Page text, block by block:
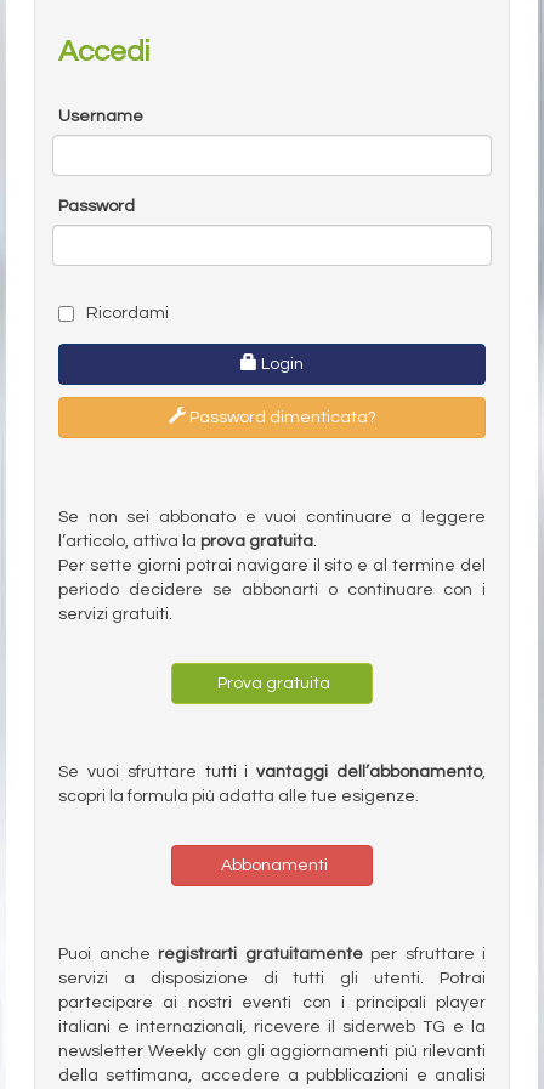
Accedi
Username
Password
Ricordami
Login
Password dimenticata?
Se non sei abbonato e vuoi continuare a leggere
l’articolo, attiva la prova gratuita
Per sette giorni potrai navigare il sito e al termine del
periodo decidere se abbonarti o continuare con i
servizi gratuiti.
Prova gratuita
Se vuoi sfruttare tutti ivantaggi dell’abbonamento,
scopri la formula più adatta alle tue esigenze.
Abbonamenti
Puoi anche registrarti gratuitamenteper sfruttare i
servizi a disposizione di tutti gli utenti. Potrai
partecipare ai nostri eventi con i principali player
italiani e internazionali, ricevere il siderweb TG e la
newsletter Weekly con gli aggiornamenti più rilevanti
della settimana, accedere a pubblicazioni e analisi